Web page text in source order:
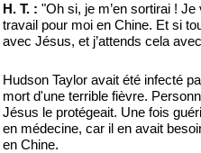
H. T. : "Oh si, je m’en sortirai !
travail pour moi en Chine. Et si
avec Jésus, et j’attends cela
Hudson Taylor avait été infecté
mort d'une terrible fièvre.
Jésus le protégeait. Une fois
en médecine, car il en avait
en Chine.